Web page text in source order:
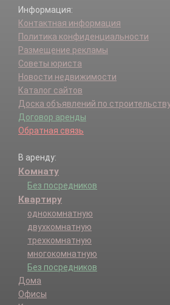
Информация:
Контактная информация
Политика конфиденциальности
Размещение рекламы
Советы юриста
Новости недвижимости
Каталог сайтов
Доска объявлений по
Договор аренды
Обратная связь
В аренду:
Комнату
Без посредников
Квартиру
однокомнатную
двухкомнатную
трехкомнатную
многокомнатную
Без посредников
Дома
Офисы